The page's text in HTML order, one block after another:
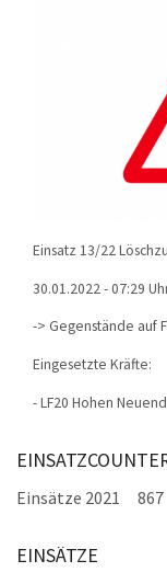
Einsatz 13/22
30.01.2022 - 07:29
-> Gegenstände auf
Eingesetzte Kräfte:
- LF20 Hohen
Einsätze 2021 867
EINSÄTZE